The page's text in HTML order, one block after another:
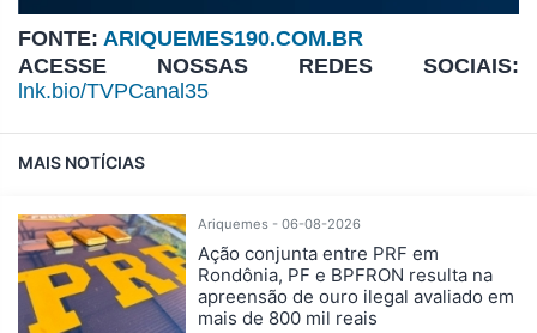
FONTE: ARIQUEMES190.COM.BR
ACESSE NOSSAS REDES SOCIAIS:
lnk.bio/TVPCanal35
MAIS NOTÍCIAS
Ariquemes - 06-08-2026
Ação conjunta entre PRF em
Rondônia, PF e BPFRON resulta na
apreensão de ouro ilegal avaliado em
mais de 800 mil reais